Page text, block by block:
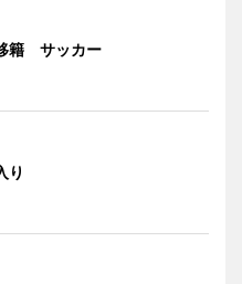
籍 サッカー
り